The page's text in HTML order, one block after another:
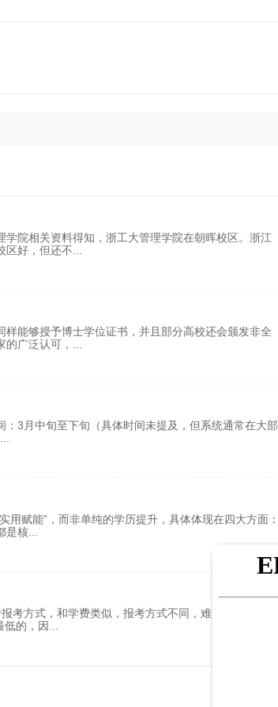
院相关资料得知，浙工大管理学院在朝晖校区。浙江
区好，但还不
能够授予博士学位证书，并且部分高校还会颁发非全
广泛认可，
月中旬至下旬（具体时间未提及，但系统通常在大部
赋能”，而非单纯的学历提升，具体体现在四大方面：
是核
方式，和学费类似，报考方式不同，难度相差也是很
的，因